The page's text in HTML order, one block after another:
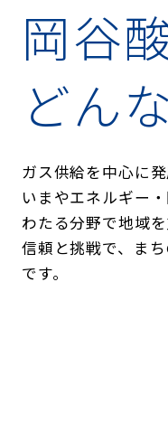
岡谷
どん
ガス供給を中心に
いまやエネルギー
わたる分野で地域を
信頼と挑戦で、ま
です。